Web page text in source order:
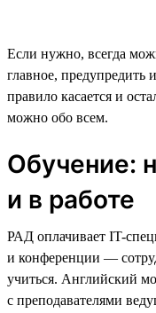
Если нужно, всегда
главное, предупредить
правило касается и
можно обо всем.
Обучение:
и в работе
РАД оплачивает IT-
и конференции —
учиться. Английский
с преподавателями